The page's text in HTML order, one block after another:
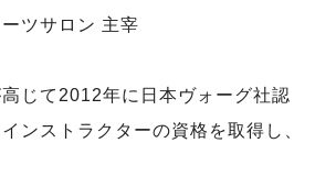
ツサロン 主宰
じて2012年に日本ヴォーグ社認
ンストラクターの資格を取得し、